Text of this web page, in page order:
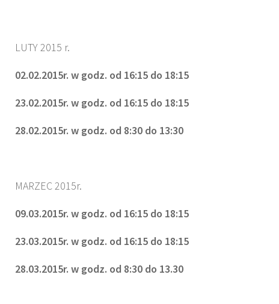
LUTY 2015 r.
02.02.2015r. w godz. od 16:15 do 18:15
23.02.2015r. w godz. od 16:15 do 18:15
28.02.2015r. w godz. od 8:30 do 13:30
MARZEC 2015r.
09.03.2015r. w godz. od 16:15 do 18:15
23.03.2015r. w godz. od 16:15 do 18:15
28.03.2015r. w godz. od 8:30 do 13.30